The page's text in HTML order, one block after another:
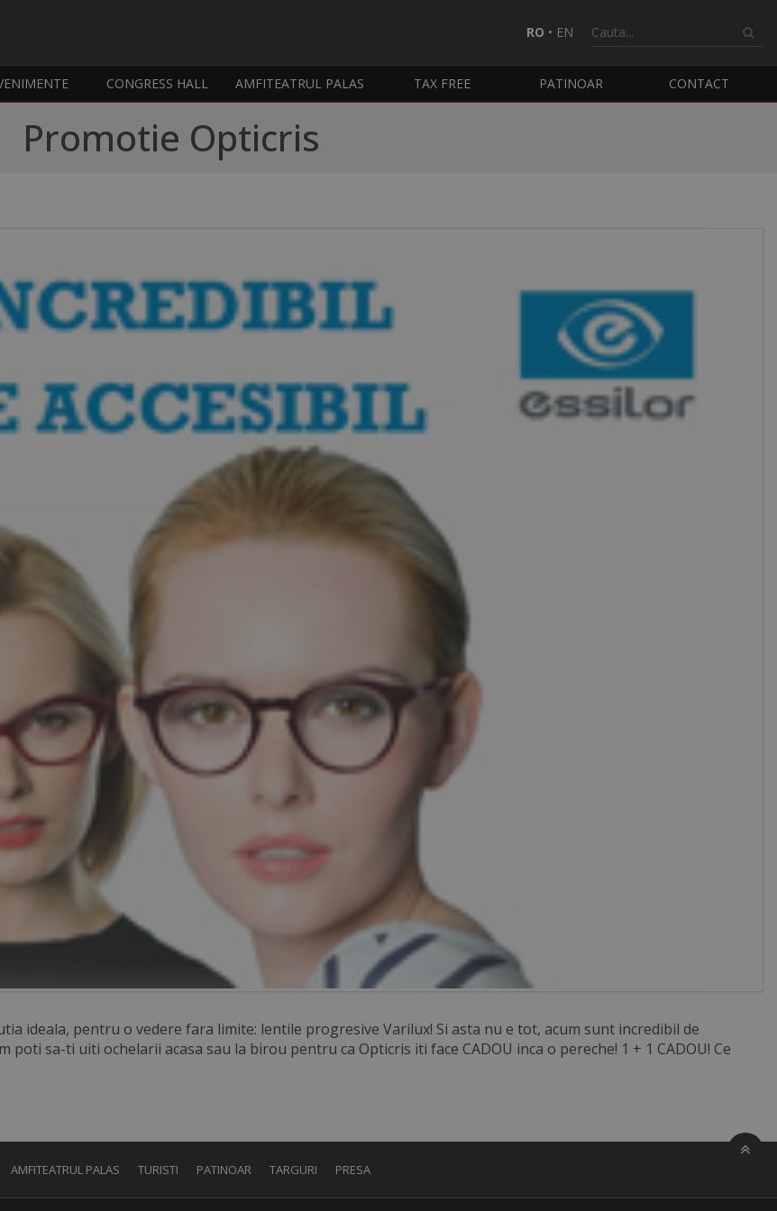
RO • EN
CONGRESS HALL AMFITEATRUL PALAS TAX FREE PATINOAR CONTACT
Promotie Opticris
ideala, pentru o vedere fara limite: lentile progresive Varilux! Si asta nu e tot, acum sunt incredibil de
poti sa-ti uiti ochelarii acasa sau la birou pentru ca Opticris iti face CADOU inca o pereche! 1 + 1 CADOU! Ce
AMFITEATRUL PALAS TURISTI PATINOAR TARGURI PRESA